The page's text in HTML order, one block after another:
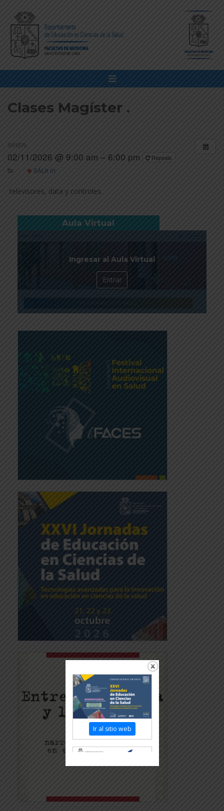
Clases Magíster .
WHEN:
02/11/2026 @ 9:00 am – 6:00 pm
Repeats
SALA 01
televisores, data y controles.
Aula Virtual
Ingresar al Aula Virtual
Entrar
Ir al sitio web